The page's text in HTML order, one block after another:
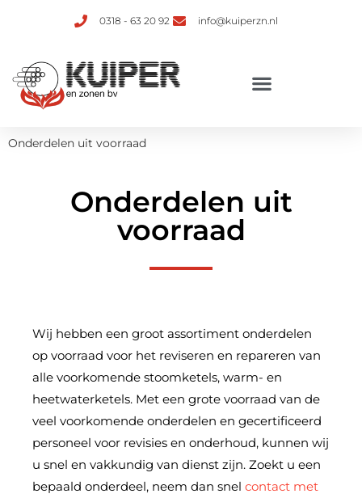
0318 - 63 20 92 info@kuiperzn.nl
Onderdelen uit voorraad
Onderdelen uit
voorraad
Wij hebben een groot assortiment onderdelen
op voorraad voor het reviseren en repareren van
alle voorkomende stoomketels, warm- en
heetwaterketels. Met een grote voorraad van de
veel voorkomende onderdelen en gecertificeerd
personeel voor revisies en onderhoud, kunnen wij
u snel en vakkundig van dienst zijn. Zoekt u een
bepaald onderdeel, neem dan snel contact met